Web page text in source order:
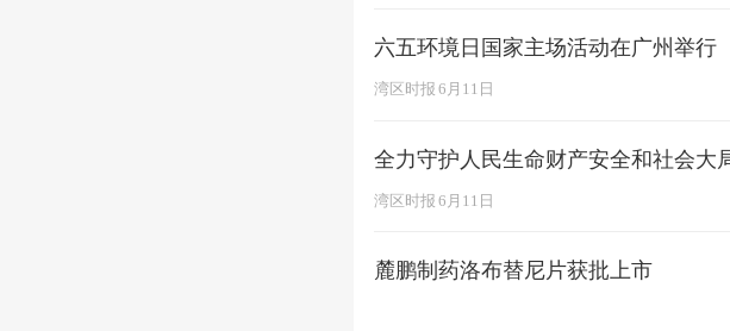
六五环境日国家主场活动在广州举行
湾区时报 6月11日
全力守护人民生命财产安全和社会大
湾区时报 6月11日
麓鹏制药洛布替尼片获批上市